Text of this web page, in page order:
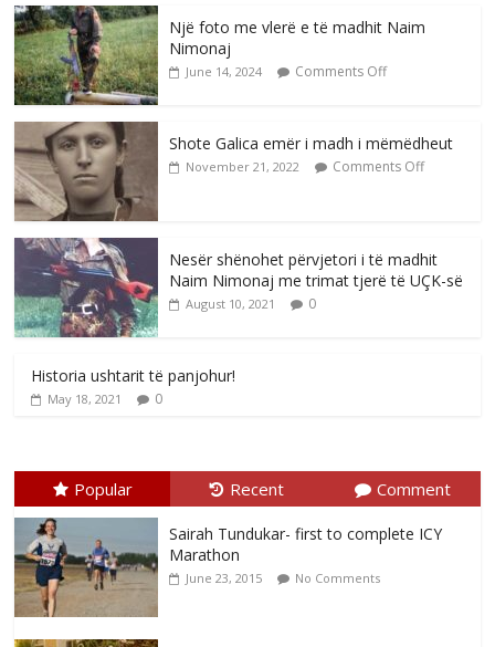
Një foto me vlerë e të madhit Naim
Nimonaj
June 14, 2024 Comments Off
Shote Galica emër i madh i mëmëdheut
November 21, 2022 Comments Off
Nesër shënohet përvjetori i të madhit
Naim Nimonaj me trimat tjerë të UÇK-së
August 10, 2021 0
Historia ushtarit të panjohur!
May 18, 2021 0
Popular Recent Comment
Sairah Tundukar- first to complete ICY
Marathon
June 23, 2015 No Comments